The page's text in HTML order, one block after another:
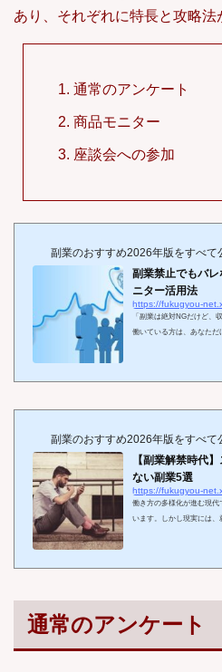
あり、それぞれに特長と攻略法
通常のアンケート
商品モニター
座談会への参加
副業のおすすめ2026年版をすべて
副業禁止でもバ
ニター活用法
https://fukugyou-
「副業は絶対NGだけど、
働いている方は、あなただ
も。この記
副業のおすすめ2026年版をすべて
【副業解禁時代
ない副業5選
https://fukugyou-
働き方の多様化が進む現代
います。しかし現実には、
通常のアンケート